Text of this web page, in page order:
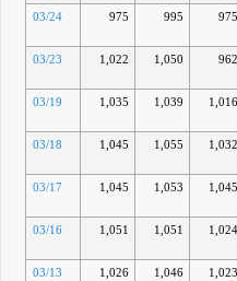
03/24 975 995 975
03/23 1,022 1,050 962
03/19 1,035 1,039 1,016
03/18 1,045 1,055 1,032
03/17 1,045 1,053 1,045
03/16 1,051 1,051 1,024
03/13 1,026 1,046 1,023